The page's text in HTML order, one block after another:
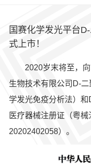
国赛化学发光平台
式上市！
2020岁末将至，
生物技术有限公司D-
学发光免疫分析法）
医疗器械注册证（粤
20202402058）。